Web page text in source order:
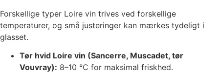
Forskellige typer Loire vin trives ved forskellige
temperaturer, og små justeringer kan mærkes tydeligt i
glasset.
Tør hvid Loire vin (Sancerre, Muscadet, tør
Vouvray): 8–10 °C for maksimal friskhed.